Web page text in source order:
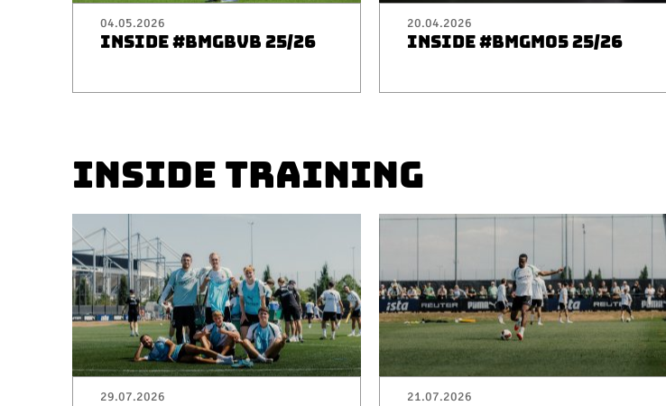
04.05.2026
INSIDE #BMGBVB 25/26
20.04.2026
INSIDE #BMGM05 25/26
INSIDE TRAINING
29.07.2026 21.07.2026